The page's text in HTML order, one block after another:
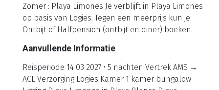
Zomer : Playa Limones Je verblijft in Playa Limones
op basis van Logies. Tegen een meerprijs kun je
Ontbijt of Halfpension (ontbijt en diner) boeken.
Aanvullende Informatie
Reisperiode 14 03 2027 • 5 nachten Vertrek AMS →
ACE Verzorging Logies Kamer 1 kamer bungalow